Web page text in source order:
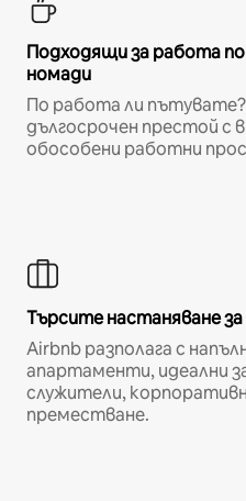
Подходящи за работа
номади
По работа ли
дългосрочен престой с
обособени работни
Търсите настаняване за
Airbnb разполага с
апартаменти, идеални
служители,
преместване.